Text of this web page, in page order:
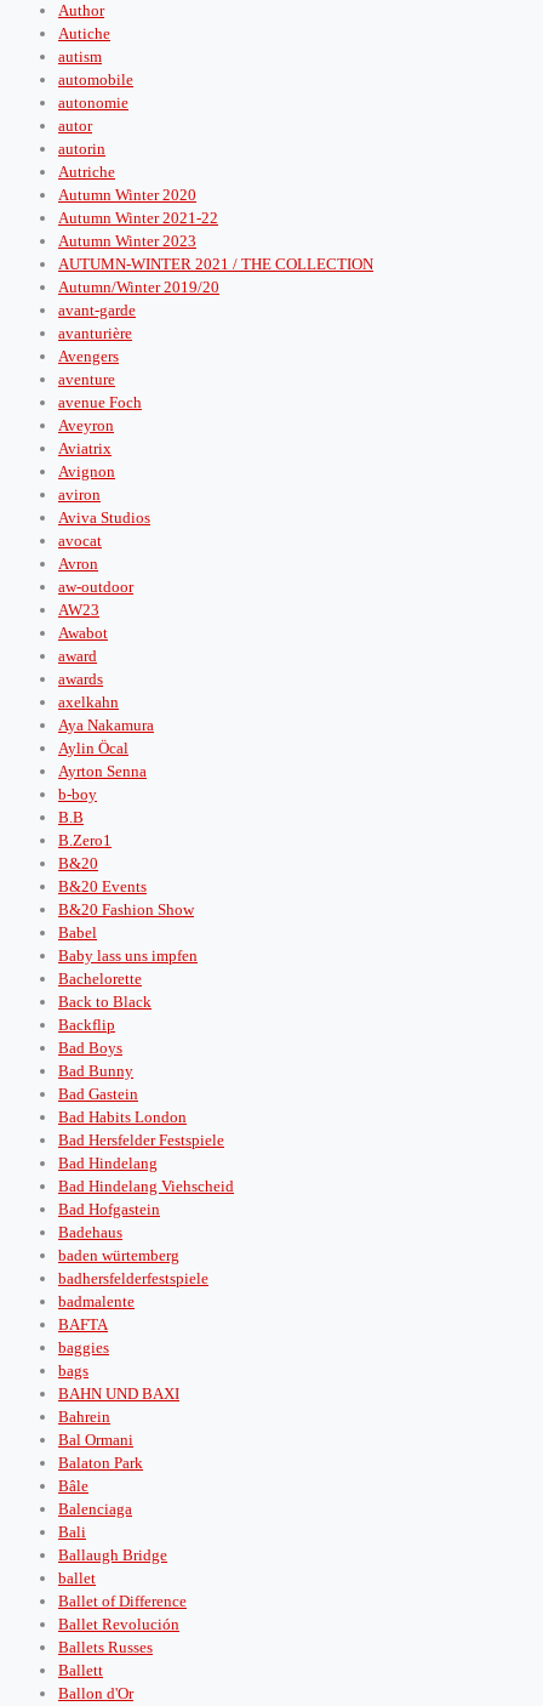
Author
Autiche
autism
automobile
autonomie
autor
autorin
Autriche
Autumn Winter 2020
Autumn Winter 2021-22
Autumn Winter 2023
AUTUMN-WINTER 2021 / THE COLLECTION
Autumn/Winter 2019/20
avant-garde
avanturière
Avengers
aventure
avenue Foch
Aveyron
Aviatrix
Avignon
aviron
Aviva Studios
avocat
Avron
aw-outdoor
AW23
Awabot
award
awards
axelkahn
Aya Nakamura
Aylin Öcal
Ayrton Senna
b-boy
B.B
B.Zero1
B&20
B&20 Events
B&20 Fashion Show
Babel
Baby lass uns impfen
Bachelorette
Back to Black
Backflip
Bad Boys
Bad Bunny
Bad Gastein
Bad Habits London
Bad Hersfelder Festspiele
Bad Hindelang
Bad Hindelang Viehscheid
Bad Hofgastein
Badehaus
baden würtemberg
badhersfelderfestspiele
badmalente
BAFTA
baggies
bags
BAHN UND BAXI
Bahrein
Bal Ormani
Balaton Park
Bâle
Balenciaga
Bali
Ballaugh Bridge
ballet
Ballet of Difference
Ballet Revolución
Ballets Russes
Ballett
Ballon d'Or